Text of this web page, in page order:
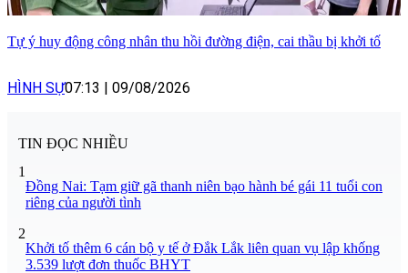
Tự ý huy động công nhân thu hồi đường điện, cai thầu bị khởi tố
HÌNH SỰ07:13 09/08/2026
TIN ĐỌC NHIỀU
1
Đồng Nai: Tạm giữ gã thanh niên bạo hành bé gái 11 tuổi con
riêng của người tình
2
Khởi tố thêm 6 cán bộ y tế ở Đắk Lắk liên quan vụ lập khống
3.539 lượt đơn thuốc BHYT